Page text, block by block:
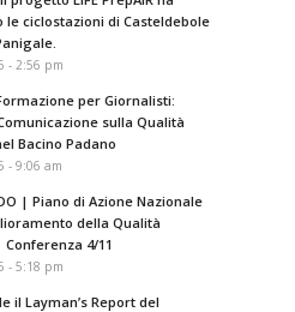
le ciclostazioni di Casteldebole
- 2:56 pm
per Giornalisti:
sulla Qualità
Bacino Padano
- 9:06 am
| Piano di Azione Nazionale
della Qualità
Conferenza 4/11
- 5:18 pm
il Layman’s Report del